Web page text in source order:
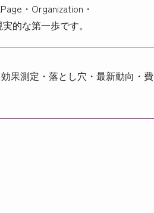
・Organization・
的な第一歩です。
果測定・落とし穴・最新動向・費